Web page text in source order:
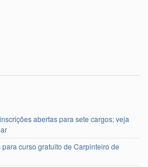
abertas para sete cargos; veja
curso gratuito de Carpinteiro de